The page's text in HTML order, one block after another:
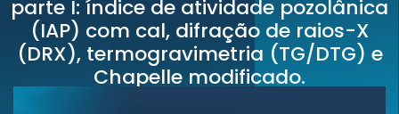
parte I: índice de atividade pozolânica
(IAP) com cal, difração de raios-X
(DRX), termogravimetria (TG/DTG) e
Chapelle modificado.